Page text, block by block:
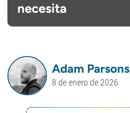
necesita
Adam Parsons
8 de enero de 2026